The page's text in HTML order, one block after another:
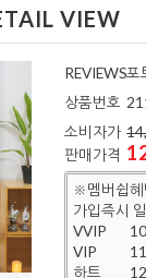
VIEW
REVIEWS포
상품번호
소비자가
판매가격
※멤버쉽혜
가입즉시
VVIP
VIP
하트